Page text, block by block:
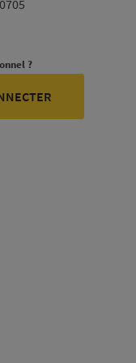
?